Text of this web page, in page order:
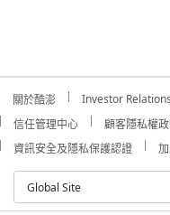
關於酷澎 Investor Relations
信任管理中心
顧客隱私權
資訊安全及隱私保護認證
Global Site